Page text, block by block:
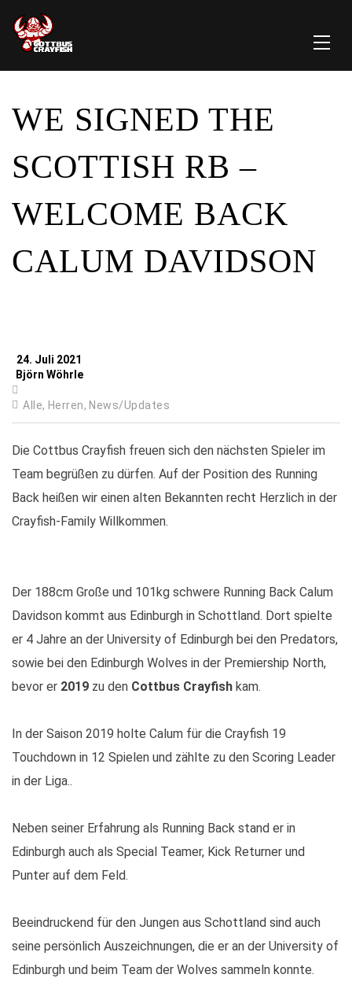
WE SIGNED THE
SCOTTISH RB –
WELCOME BACK
CALUM DAVIDSON
24. Juli 2021
Björn Wöhrle
Alle, Herren, News/Updates
Die Cottbus Crayfish freuen sich den nächsten Spieler im
Team begrüßen zu dürfen. Auf der Position des Running
Back heißen wir einen alten Bekannten recht Herzlich in der
Crayfish-Family Willkommen.
Der 188cm Große und 101kg schwere Running Back Calum
Davidson kommt aus Edinburgh in Schottland. Dort spielte
er 4 Jahre an der University of Edinburgh bei den Predators,
sowie bei den Edinburgh Wolves in der Premiership North,
bevor er 2019 zu den Cottbus Crayfish kam.
In der Saison 2019 holte Calum für die Crayfish 19
Touchdown in 12 Spielen und zählte zu den Scoring Leader
in der Liga..
Neben seiner Erfahrung als Running Back stand er in
Edinburgh auch als Special Teamer, Kick Returner und
Punter auf dem Feld.
Beeindruckend für den Jungen aus Schottland sind auch
seine persönlich Auszeichnungen, die er an der University of
Edinburgh und beim Team der Wolves sammeln konnte.